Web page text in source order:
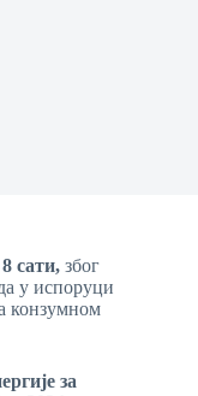
8 сати, због
у испоруци
конзумном
за